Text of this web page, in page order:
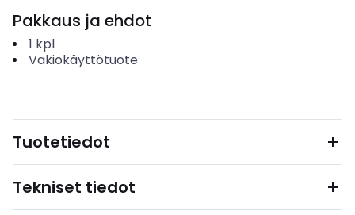
Pakkaus ja ehdot
1 kpl
Vakiokäyttötuote
Tuotetiedot
Tekniset tiedot